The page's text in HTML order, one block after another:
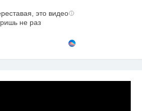
i
это видео
не раз